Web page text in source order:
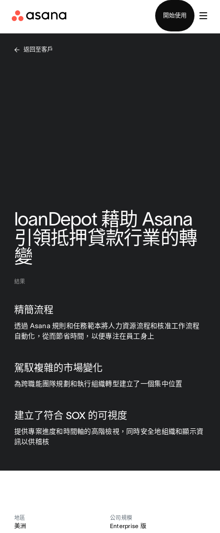
開始使用
返回至客戶
loanDepot 藉助 Asana
引領抵押貸款行業的轉
變
結果
精簡流程
透過 Asana 規則和任務範本將人力資源流程和核准工作流程
自動化，從而節省時間，以便專注在員工身上
駕馭複雜的市場變化
為跨職能團隊規劃和執行組織轉型建立了一個集中位置
建立了符合 SOX 的可視度
提供專案進度和時間軸的高階檢視，同時安全地組織和顯示資
訊以供稽核
地區
美洲
公司規模
Enterprise 版